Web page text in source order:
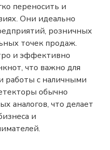
переносить и
Они идеально
розничных
точек продаж.
и эффективно
что важно для
работы с наличными
обычно
аналогов, что делает
и